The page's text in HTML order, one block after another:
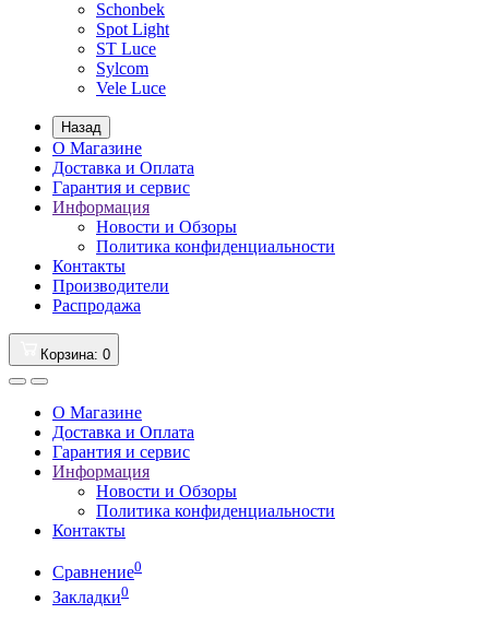
Schonbek
Spot Light
ST Luce
Sylcom
Vele Luce
Назад
О Магазине
Доставка и Оплата
Гарантия и сервис
Информация
Новости и Обзоры
Политика конфиденциальности
Контакты
Производители
Распродажа
Корзина: 0
О Магазине
Доставка и Оплата
Гарантия и сервис
Информация
Новости и Обзоры
Политика конфиденциальности
Контакты
Сравнение0
Закладки0